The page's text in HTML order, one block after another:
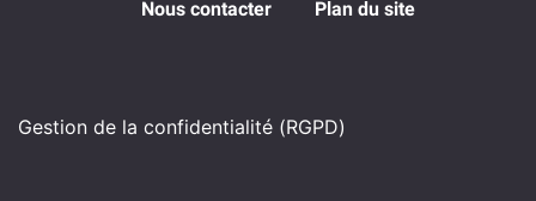
Nous contacter Plan du site
Gestion de la confidentialité (RGPD)